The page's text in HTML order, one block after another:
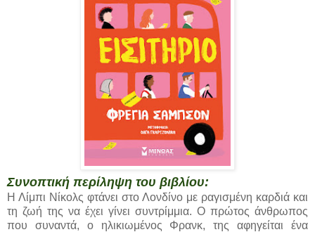
Συνοπτική περίληψη του βιβλίου:
Η Λίμπι Νίκολς φτάνει στο Λονδίνο με ραγισμένη καρδιά και
τη ζωή της να έχει γίνει συντρίμμια. Ο πρώτος άνθρωπος
που συναντά, ο ηλικιωμένος Φρανκ, της αφηγείται ένα